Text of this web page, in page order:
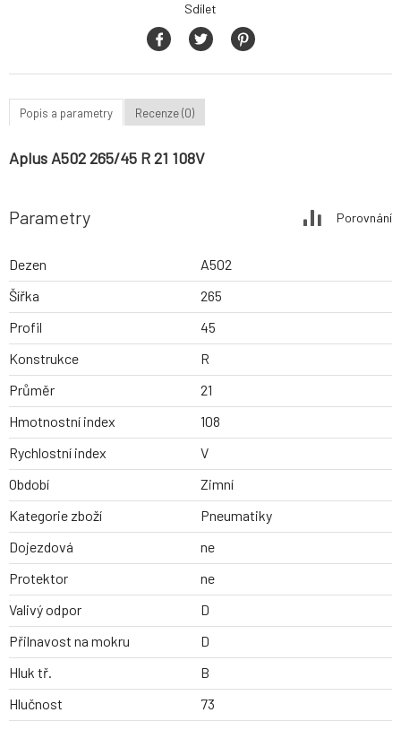
Sdílet
Popis a parametry Recenze (0)
Aplus A502 265/45 R 21 108V
Parametry Porovnání
Dezen
A502
Šířka
265
Profil
45
Konstrukce
R
Průměr
21
Hmotnostní index
108
Rychlostní index
V
Období
Zimní
Kategorie zboží
Pneumatiky
Dojezdová
ne
Protektor
ne
Valivý odpor
D
Přilnavost na mokru
D
Hluk tř.
B
Hlučnost
73